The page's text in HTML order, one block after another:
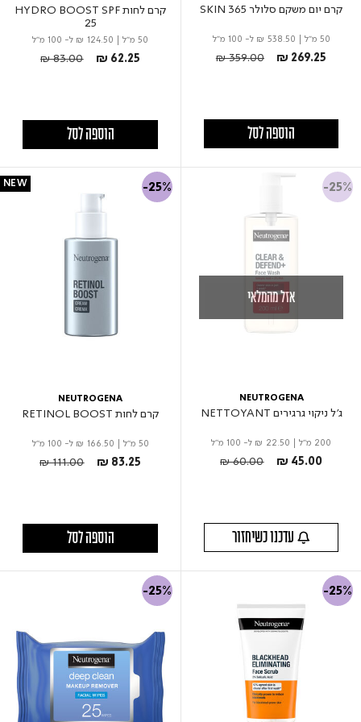
קרם יום משקם סלולר 365 SKIN
50 מ"ל ₪ 538.50 ל- 100 מ"ל
₪ 269.25
Price reduced from
₪ 359.00to
הוספה לסל
קרם לחות HYDRO BOOST SPF
25
50 מ"ל ₪ 124.50 ל- 100 מ"ל
₪ 62.25
Price reduced from
₪ 83.00to
הוספה לסל
אזל מהמלאי
-25%
NEUTROGENA
ג'ל ניקוי גרגירים NETTOYANT
200 מ"ל ₪ 22.50 ל- 100 מ"ל
₪ 45.00
Price reduced from
₪ 60.00to
-25%
NEW
NEUTROGENA
קרם לחות RETINOL BOOST
50 מ"ל ₪ 166.50 ל- 100 מ"ל
₪ 83.25
Price reduced from
₪ 111.00to
הוספה לסל
-25%
-25%